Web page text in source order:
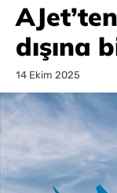
dışına
14 Ekim 2025